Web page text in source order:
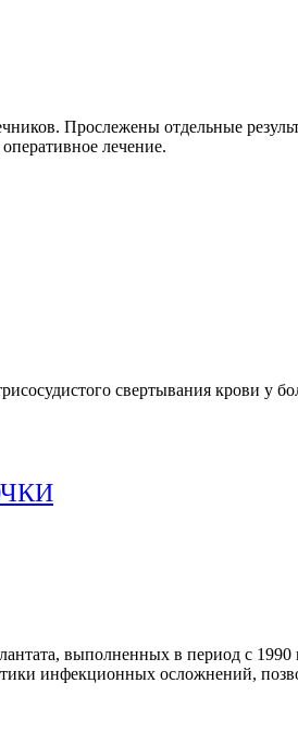
Прослежены отдельные
лечение.
свертывания крови у
выполненных в период с 1990
инфекционных осложнений,